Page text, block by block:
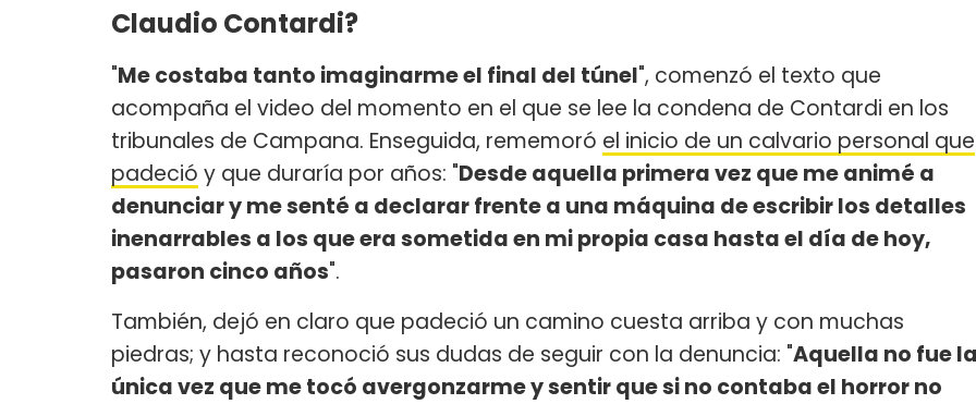
Claudio Contardi?
"Me costaba tanto imaginarme el final del túnel", comenzó el texto que
acompaña el video del momento en el que se lee la condena de Contardi en los
tribunales de Campana. Enseguida, rememoró el inicio de un calvario personal que
padeció y que duraría por años: "Desde aquella primera vez que me animé a
denunciar y me senté a declarar frente a una máquina de escribir los detalles
inenarrables a los que era sometida en mi propia casa hasta el día de hoy,
pasaron cinco años".
También, dejó en claro que padeció un camino cuesta arriba y con muchas
piedras; y hasta reconoció sus dudas de seguir con la denuncia: "Aquella no fue
única vez que me tocó avergonzarme y sentir que si no contaba el horror no